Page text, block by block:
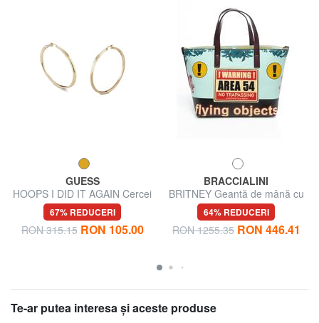
GUESS
HOOPS I DID IT AGAIN Cercei
cu cerc mari
67% REDUCERI
RON 315.15 RON 105.00
BRACCIALINI
BRITNEY Geantă de mână cu
curea de umăr
64% REDUCERI
RON 1255.35 RON 446.41
Te-ar putea interesa şi aceste produse